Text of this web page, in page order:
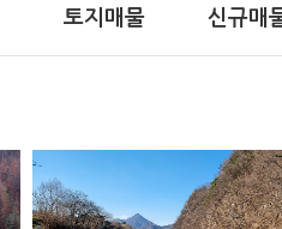
토지매물 신규매